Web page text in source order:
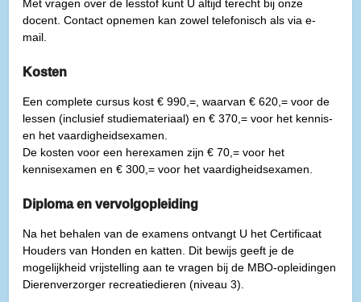
Met vragen over de lesstof kunt U altijd terecht bij onze
docent. Contact opnemen kan zowel telefonisch als via e-
mail.
Kosten
Een complete cursus kost € 990,=, waarvan € 620,= voor de
lessen (inclusief studiemateriaal) en € 370,= voor het kennis-
en het vaardigheidsexamen.
De kosten voor een herexamen zijn € 70,= voor het
kennisexamen en € 300,= voor het vaardigheidsexamen.
Diploma en vervolgopleiding
Na het behalen van de examens ontvangt U het Certificaat
Houders van Honden en katten. Dit bewijs geeft je de
mogelijkheid vrijstelling aan te vragen bij de MBO-opleidingen
Dierenverzorger recreatiedieren (niveau 3).